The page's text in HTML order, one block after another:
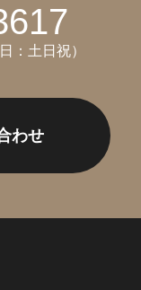
：土日祝）
わせ